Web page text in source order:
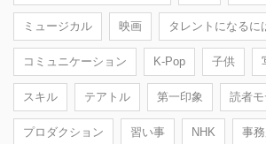
ミュージカル 映画 タレントになるに
コミュニケーション K-Pop 子供
スキル テアトル 第一印象 読者
プロダクション 習い事 NHK 事